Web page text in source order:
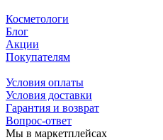
Косметологи
Блог
Акции
Покупателям
Условия оплаты
Условия доставки
Гарантия и возврат
Вопрос-ответ
Мы в маркетплейсах